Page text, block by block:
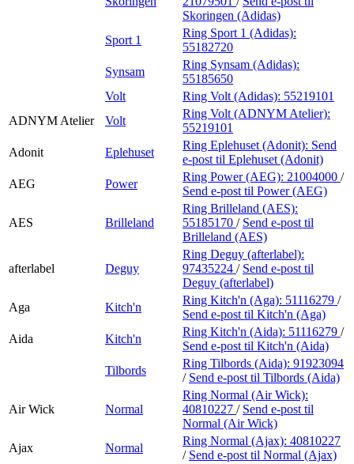
Skoringen (Adidas)
Sport 1
Ring Sport 1 (Adidas):
55182720
Synsam
Ring Synsam (Adidas):
55185650
Volt
Ring Volt (Adidas): 55219101
ADNYM Atelier
Volt
Ring Volt (ADNYM Atelier):
55219101
Adonit
Eplehuset
Ring Eplehuset (Adonit): Send
e-post til Eplehuset (Adonit)
AEG
Power
Ring Power (AEG): 21004000 /
Send e-post til Power (AEG)
AES Brilleland
Ring Brilleland (AES):
55185170 / Send e-post til
Brilleland (AES)
afterlabel Deguy
Ring Deguy (afterlabel):
97435224 / Send e-post til
Deguy (afterlabel)
Aga
Kitch'n
Ring Kitch'n (Aga): 51116279 /
Send e-post til Kitch'n (Aga)
Aida
Kitch'n
Ring Kitch'n (Aida): 51116279 /
Send e-post til Kitch'n (Aida)
Tilbords
Ring Tilbords (Aida): 91923094
/ Send e-post til Tilbords (Aida)
Air Wick Normal
Ring Normal (Air Wick):
40810227 / Send e-post til
Normal (Air Wick)
Ajax
Normal
Ring Normal (Ajax): 40810227
/ Send e-post til Normal (Ajax)